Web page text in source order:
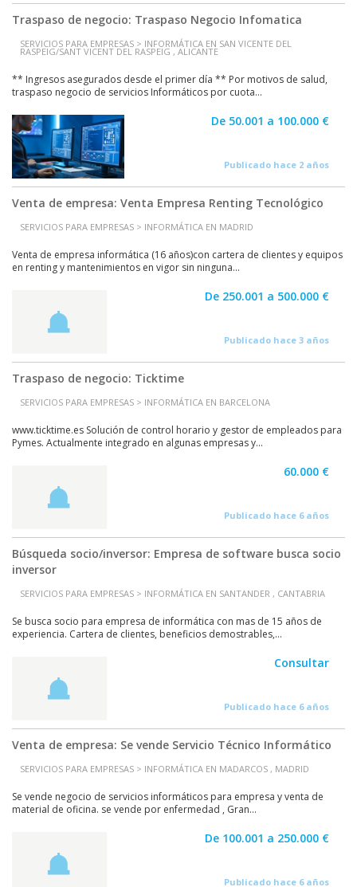
Traspaso de negocio: Traspaso Negocio Infomatica
SERVICIOS PARA EMPRESAS > INFORMÁTICA EN SAN VICENTE DEL
RASPEIG/SANT VICENT DEL RASPEIG , ALICANTE
** Ingresos asegurados desde el primer día ** Por motivos de salud,
traspaso negocio de servicios Informáticos por cuota...
De 50.001 a 100.000 €
Publicado hace 2 años
Venta de empresa: Venta Empresa Renting Tecnológico
SERVICIOS PARA EMPRESAS > INFORMÁTICA EN MADRID
Venta de empresa informática (16 años)con cartera de clientes y equipos
en renting y mantenimientos en vigor sin ninguna...
De 250.001 a 500.000 €
Publicado hace 3 años
Traspaso de negocio: Ticktime
SERVICIOS PARA EMPRESAS > INFORMÁTICA EN BARCELONA
www.ticktime.es Solución de control horario y gestor de empleados para
Pymes. Actualmente integrado en algunas empresas y...
60.000 €
Publicado hace 6 años
Búsqueda socio/inversor: Empresa de software busca socio
inversor
SERVICIOS PARA EMPRESAS > INFORMÁTICA EN SANTANDER , CANTABRIA
Se busca socio para empresa de informática con mas de 15 años de
experiencia. Cartera de clientes, beneficios demostrables,...
Consultar
Publicado hace 6 años
Venta de empresa: Se vende Servicio Técnico Informático
SERVICIOS PARA EMPRESAS > INFORMÁTICA EN MADARCOS , MADRID
Se vende negocio de servicios informáticos para empresa y venta de
material de oficina. se vende por enfermedad , Gran...
De 100.001 a 250.000 €
Publicado hace 6 años